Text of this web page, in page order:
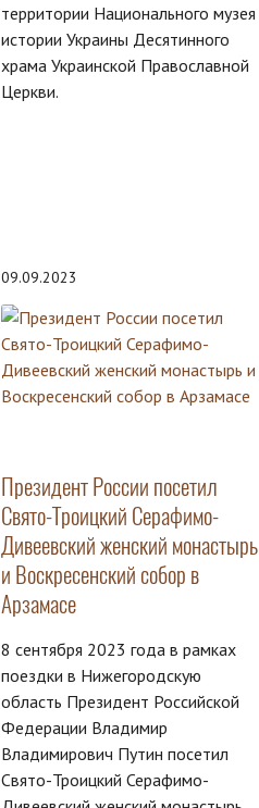
территории Национального музея
истории Украины Десятинного
храма Украинской Православной
Церкви.
09.09.2023
Президент России посетил
Свято-Троицкий Серафимо-
Дивеевский женский монастырь
и Воскресенский собор в
Арзамасе
8 сентября 2023 года в рамках
поездки в Нижегородскую
область Президент Российской
Федерации Владимир
Владимирович Путин посетил
Свято-Троицкий Серафимо-